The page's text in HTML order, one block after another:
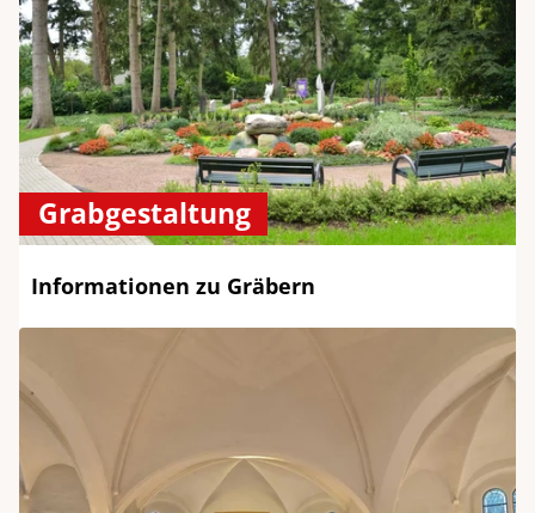
Grabgestaltung
Informationen zu Gräbern